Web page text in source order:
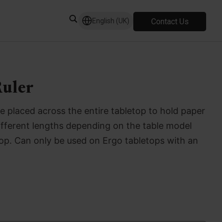
English (UK) Contact Us
placed across the entire tabletop to hold paper
lengths depending on the table model
Can only be used on Ergo tabletops with an